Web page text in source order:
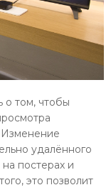
о том, чтобы
Изменение
удалённого
постерах и
это позволит